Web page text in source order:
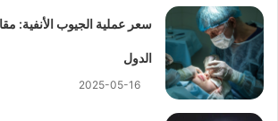
سعر عملية الجيوب الأنفية:
الدول
2025-05-16